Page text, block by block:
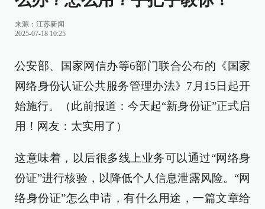
来源： 江苏新闻
2025-07-18 10:25
公安部、国家网信办等6部门联合公布的《国家
网络身份认证公共服务管理办法》7月15日起开
始施行。（此前报道：今天起“新身份证”正式启
用！网友：太实用了）
这意味着，以后很多线上业务可以通过“网络身
份证”进行核验，以降低个人信息泄露风险。“网
络身份证”怎么申请，有什么用途，一篇文章给